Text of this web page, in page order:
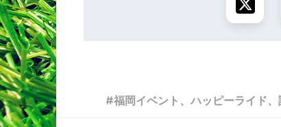
福岡イベント、ハッピーライド